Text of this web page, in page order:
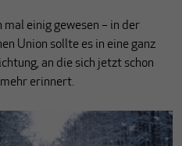
mal einig gewesen – in der
Union sollte es in eine ganz
an die sich jetzt schon
erinnert.